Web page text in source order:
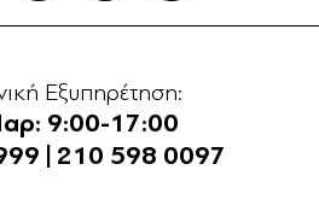
Εξυπηρέτηση:
9:00-17:00
210 598 0097